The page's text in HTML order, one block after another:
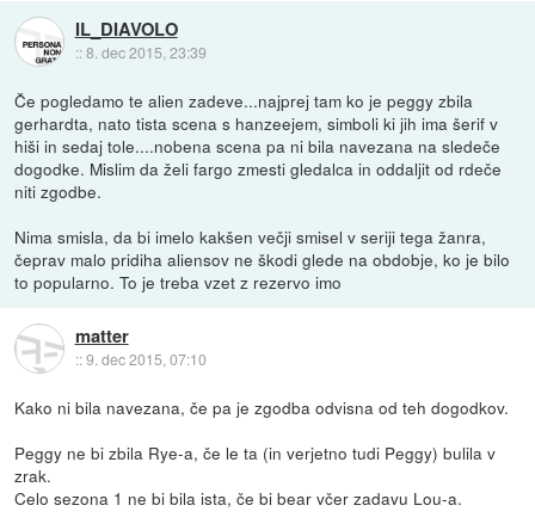
IL_DIAVOLO
::8. dec 2015, 23:39
Če pogledamo te alien zadeve...najprej tam ko je peggy zbila
gerhardta, nato tista scena s hanzeejem, simboli ki jih ima šerif v
hiši in sedaj tole....nobena scena pa ni bila navezana na sledeče
dogodke. Mislim da želi fargo zmesti gledalca in oddaljit od rdeče
niti zgodbe.
Nima smisla, da bi imelo kakšen večji smisel v seriji tega žanra,
čeprav malo pridiha aliensov ne škodi glede na obdobje, ko je bilo
to popularno. To je treba vzet z rezervo imo
matter
::9. dec 2015, 07:10
Kako ni bila navezana, če pa je zgodba odvisna od teh dogodkov.
Peggy ne bi zbila Rye-a, če le ta (in verjetno tudi Peggy) bulila v
zrak.
Celo sezona 1 ne bi bila ista, če bi bear včer zadavu Lou-a.